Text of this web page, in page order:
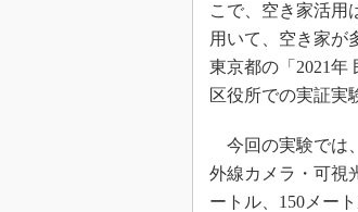
こで、空き家活用
用いて、空き家が
東京都の「2021年
区役所での実証実
今回の実験では
外線カメラ・可視
ートル、150メー